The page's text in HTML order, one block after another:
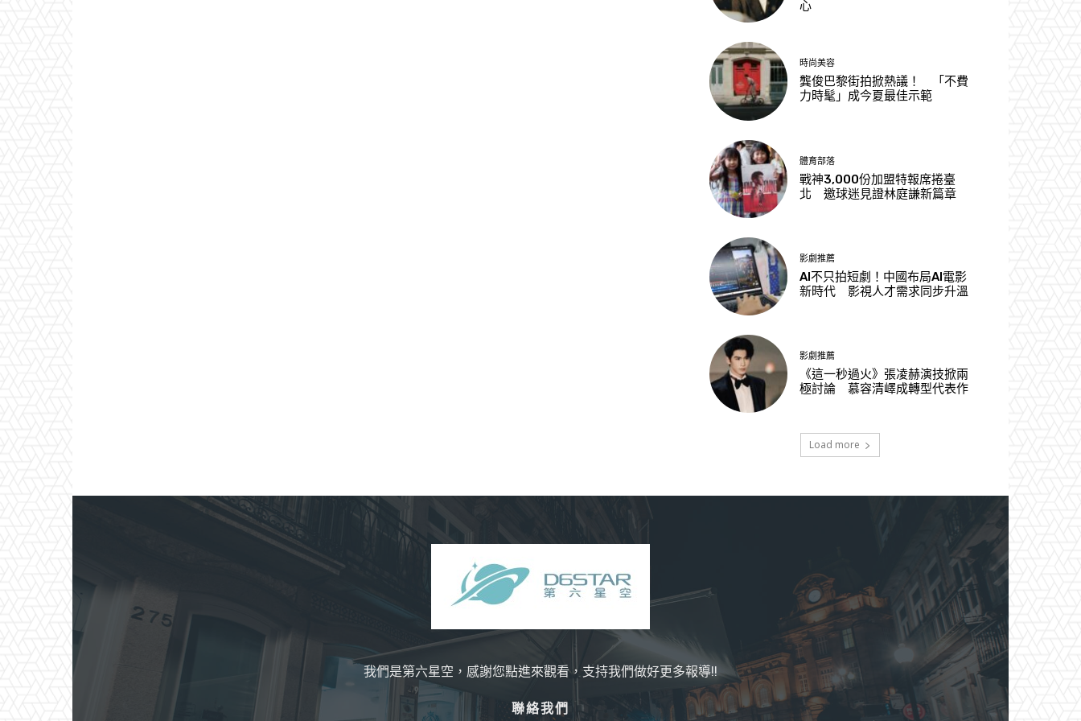
心
時尚美容
龔俊巴黎街拍掀熱議！ 「不費
力時髦」成今夏最佳示範
體育部落
戰神3,000份加盟特報席捲臺
北 邀球迷見證林庭謙新篇章
影劇推薦
AI不只拍短劇！中國布局AI電影
新時代 影視人才需求同步升溫
影劇推薦
《這一秒過火》張凌赫演技掀兩
極討論 慕容清嶧成轉型代表作
Load more
我們是第六星空，感謝您點進來觀看，支持我們做好更多報導!!
聯絡我們